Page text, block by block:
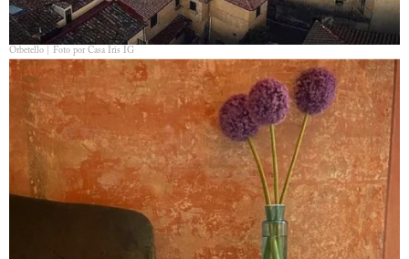
Orbetello | Foto por Casa Iris IG